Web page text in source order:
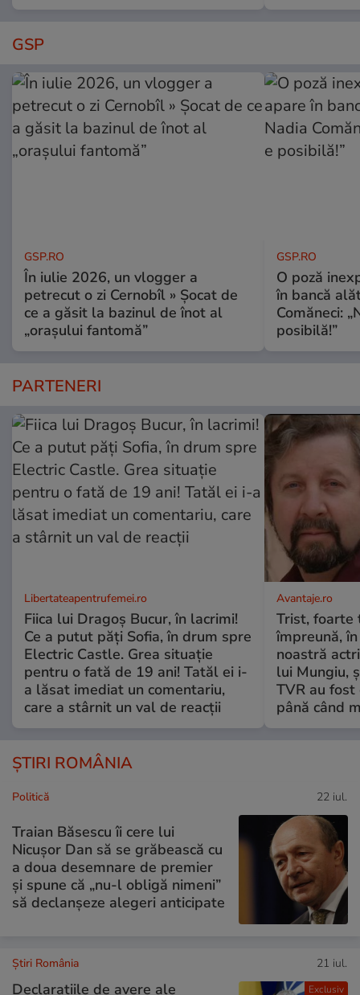
GSP
GSP.RO
În iulie 2026, un vlogger a
petrecut o zi Cernobîl » Șocat de
ce a găsit la bazinul de înot al
„orașului fantomă”
GSP.RO
O poză
în bancă
Comăneci:
posibilă!”
PARTENERI
Libertateapentrufemei.ro
Fiica lui Dragoș Bucur, în lacrimi!
Ce a putut păți Sofia, în drum spre
Electric Castle. Grea situație
pentru o fată de 19 ani! Tatăl ei i-
a lăsat imediat un comentariu,
care a stârnit un val de reacții
Avantaje.ro
Trist, foarte
împreună,
noastră
lui Mungiu,
TVR au
până când
ȘTIRI ROMÂNIA
Politică 22 iul.
Traian Băsescu îi cere lui
Nicușor Dan să se grăbească cu
a doua desemnare de premier
și spune că „nu-l obligă nimeni”
să declanșeze alegeri anticipate
Exclusiv
Știri România 21 iul.
Declarațiile de avere ale